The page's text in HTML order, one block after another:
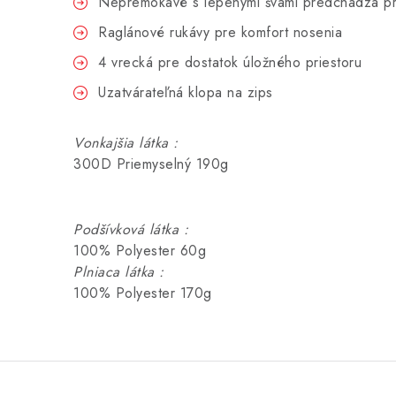
Raglánové rukávy pre komfort nosenia
4 vrecká pre dostatok úložného priestoru
Uzatvárateľná klopa na zips
Vonkajšia látka :
300D Priemyselný 190g
Podšívková látka :
100% Polyester 60g
Plniaca látka :
100% Polyester 170g